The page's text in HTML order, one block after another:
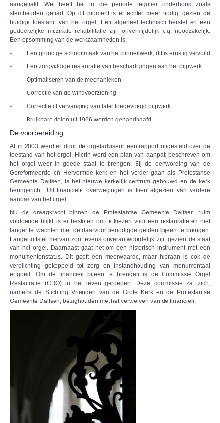
aangepakt. Wel heeft het in die periode regulier onderhoud zoals
stembeurten gehad. Op dit moment is er echter meer nodig, gezien de
huidige toestand van het orgel. Een algeheel technisch herstel en een
gedeeltelijke muzikale rehabilitatie zijn onvermijdelijk c.q. noodzakelijk.
Een opsomming van de werkzaamheden is:
- Een grondige schoonmaak van het binnenwerk, dit is ernstig vervuild
- Een zorgvuldige restauratie van beschadigingen aan het pijpwerk
- Optimaliseren van de mechanieken
- Correctie van de windvoorziening
- Correctie of vervanging van later toegevoegd pijpwerk
- Bruikbare delen uit 1966 worden gehandhaafd
De voorbereiding
Al in 2003 werd er door de orgeladviseur een rapport opgesteld over de
toestand van het orgel. Hierin werd een plan van aanpak beschreven om
het orgel weer in goede staat te brengen. Bij de eenwording van de
Gereformeerde en Hervormde kerk en het verder gaan als Protestanse
Gemeente Dalfsen, is het nieuwe kerkelijk centrum gebouwd en de kerk
heringericht. Uit financiële overwegingen is toen afgezien van verdere
aanpak van het orgel.
Nu de draagkracht binnen de Protestantse Gemeente Dalfsen ruim
voldoende blijkt, is er besloten om te kiezen voor een restauratie en niet
langer te wachten met de daarvoor benodigde gelden bijeen te brengen.
Langer uitstel hiervan zou tevens onverantwoordelijk zijn gezien de staat
van het orgel. Daarnaast gaat het om een historisch instrument met een
monumentenstatus. Dit geeft een meerwaarde, maar hieraan is ook de
verplichting gekoppeld tot zorg en instandhouding van monumentaal
erfgoed. Om de financiën bijeen te brengen is de Commissie Orgel
Restauratie (CRO) in het leven geroepen. Deze commissie zal zich,
namens de Stichting Vrienden van de Grote Kerk en de Protestantse
Gemeente Dalfsen, bezighouden met het verwerven van de financiën.